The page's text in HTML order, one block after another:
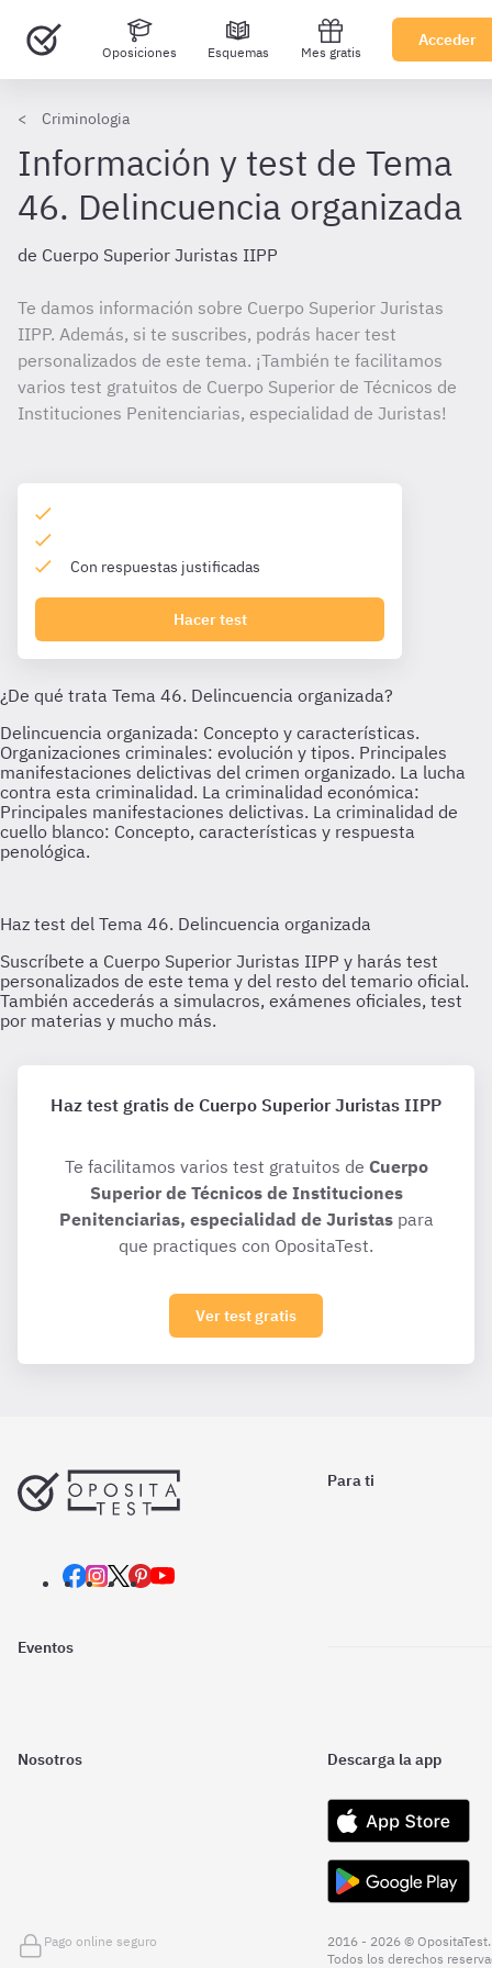
Oposiciones Esquemas Mes gratis
Acceder
Criminologia
Información y test de Tema
46. Delincuencia organizada
de Cuerpo Superior Juristas IIPP
Te damos información sobre Cuerpo Superior Juristas
IIPP. Además, si te suscribes, podrás hacer test
personalizados de este tema. ¡También te facilitamos
varios test gratuitos de Cuerpo Superior de Técnicos de
Instituciones Penitenciarias, especialidad de Juristas!
Con respuestas justificadas
Hacer test
Haz test gratis de Cuerpo Superior Juristas IIPP
Te facilitamos varios test gratuitos de Cuerpo
Superior de Técnicos de Instituciones
Penitenciarias, especialidad de Juristaspara
que practiques con OpositaTest.
Ver test gratis
Para ti
Eventos
Nosotros Descarga la app
Pago online seguro
2016 - 2026 © OpositaTest.
Todos los derechos